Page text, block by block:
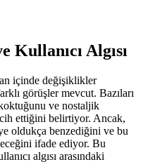
Algısı
içinde değişiklikler
görüşler mevcut. Bazıları
ve nostaljik
ettiğini belirtiyor. Ancak,
oldukça benzediğini ve bu
ifade ediyor. Bu
algısı arasındaki